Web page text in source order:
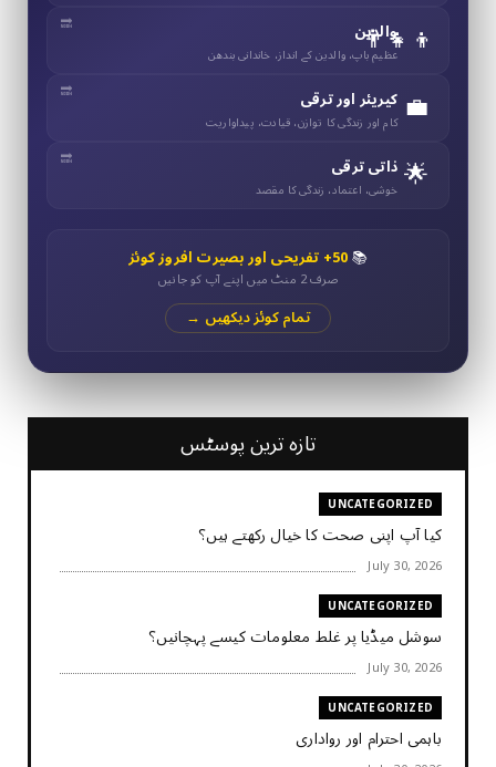
👨‍👧‍👦
والدین
عظیم باپ، والدین کے انداز، خاندانی بندھن
💼 کیریئر اور ترقی
کام اور زندگی کا توازن، قیادت، پیداواریت
🌟 ذاتی ترقی
خوشی، اعتماد، زندگی کا مقصد
📚50+ تفریحی اور بصیرت افروز کوئز
صرف 2 منٹ میں اپنے آپ کو جانیں
تمام کوئز دیکھیں →
تازہ ترین پوسٹس
UNCATEGORIZED
کیا آپ اپنی صحت کا خیال رکھتے ہیں؟
July 30, 2026
UNCATEGORIZED
سوشل میڈیا پر غلط معلومات کیسے پہچانیں؟
July 30, 2026
UNCATEGORIZED
باہمی احترام اور رواداری